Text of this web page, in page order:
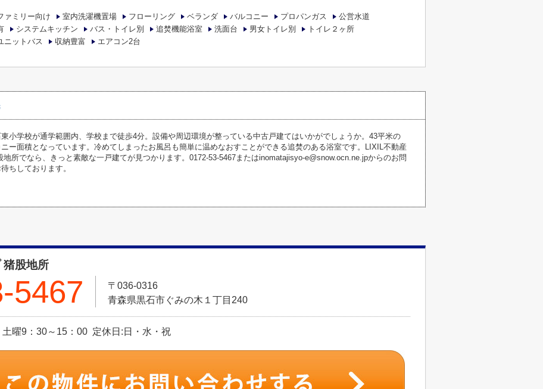
ァミリー向け 室内洗濯機置場 フローリング ベランダ バルコニー プロパンガス
公営水道
システムキッチン バス・トイレ別 追焚機能浴室 洗面台 男女トイレ別
トイレ２ヶ所
ニットバス 収納豊富 エアコン2台
小学校が通学範囲内、学校まで徒歩4分。設備や周辺環境が整っている中古戸建てはいかがでしょうか。43平米の
ー面積となっています。冷めてしまったお風呂も簡単に温めなおすことができる追焚のある浴室です。LIXIL不動産
地所でなら、きっと素敵な一戸建てが見つかります。0172-53-5467またはinomatajisyo-e@snow.ocn.ne.jpからのお問
ちしております。
猪股地所
5467
〒036-0316
青森県黒石市ぐみの木１丁目240
曜9：30～15：00 定休日:日・水・祝